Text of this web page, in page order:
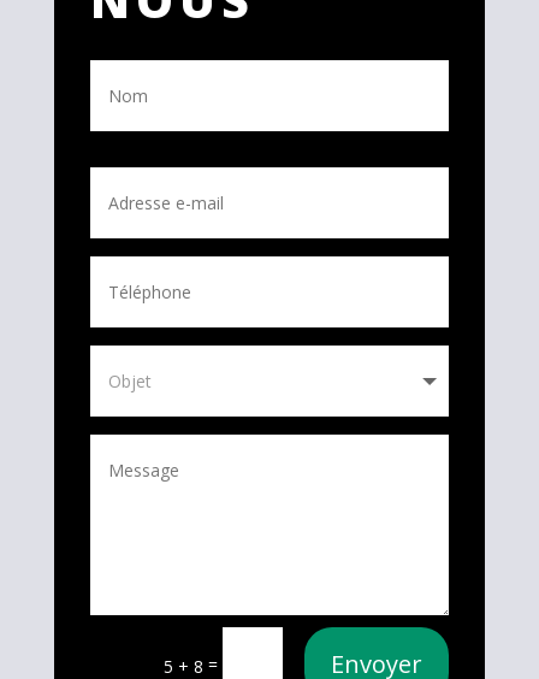
5 + 8 = Envoyer